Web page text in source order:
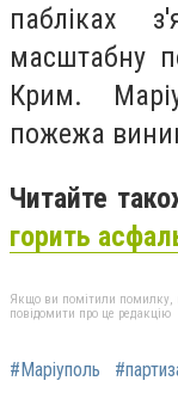
пабліках
масштабну
Крим.
пожежа
Читайте
горить
Якщо ви помітили помилку,
повідомити про це редакцію
#Маріуполь